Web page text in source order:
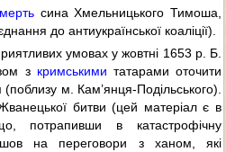
сина Хмельницького Тимоша,
до антиукраїнської коаліції).
умовах у жовтні 1653 р. Б.
з кримськими татарами оточити
(поблизу м. Кам’янця-Подільського).
битви (цей матеріал є в
потрапивши в катастрофічну
на переговори з ханом, які